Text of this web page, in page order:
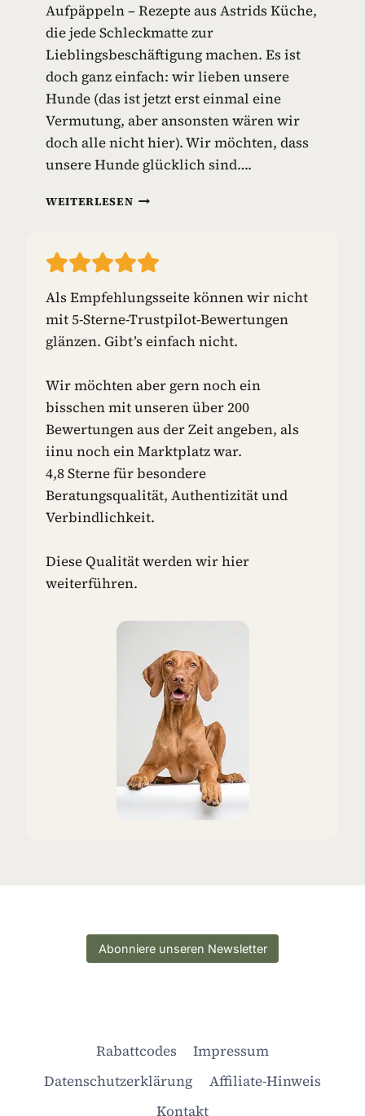
P
I
E
L
Z
E
U
G
Aufpäppeln – Rezepte aus Astrids Küche,
die jede Schleckmatte zur
Lieblingsbeschäftigung machen. Es ist
doch ganz einfach: wir lieben unsere
Hunde (das ist jetzt erst einmal eine
Vermutung, aber ansonsten wären wir
doch alle nicht hier). Wir möchten, dass
unsere Hunde glücklich sind….
WEITERLESENS
E
K
M
A
T
E
N
I
D
E
E
N
F
R
E
N
H
Als Empfehlungsseite können wir nicht
mit 5-Sterne-Trustpilot-Bewertungen
glänzen. Gibt’s einfach nicht.
Wir möchten aber gern noch ein
bisschen mit unseren über 200
Bewertungen aus der Zeit angeben, als
iinu noch ein Marktplatz war.
4,8 Sterne für besondere
Beratungsqualität, Authentizität und
Verbindlichkeit.
Diese Qualität werden wir hier
weiterführen.
Abonniere unseren Newsletter
Rabattcodes
Impressum
Datenschutzerklärung
Affiliate-Hinweis
Kontakt